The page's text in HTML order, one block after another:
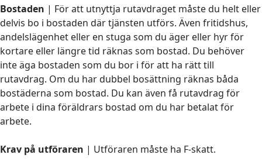
Bostaden | För att utnyttja rutavdraget måste du helt eller
delvis bo i bostaden där tjänsten utförs. Även fritidshus,
andelslägenhet eller en stuga som du äger eller hyr för
kortare eller längre tid räknas som bostad. Du behöver
inte äga bostaden som du bor i för att ha rätt till
rutavdrag. Om du har dubbel bosättning räknas båda
bostäderna som bostad. Du kan även få rutavdrag för
arbete i dina föräldrars bostad om du har betalat för
arbete.
Krav på utföraren | Utföraren måste ha F-skatt.